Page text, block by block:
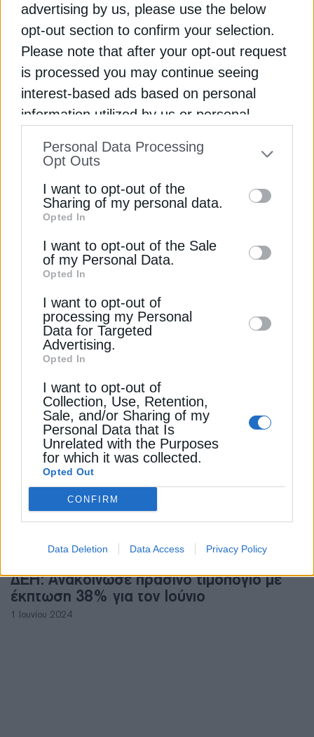
advertising by us, please use the below
opt-out section to confirm your selection.
Please note that after your opt-out request
is processed you may continue seeing
interest-based ads based on personal
information utilized by us or personal
to your opt-out. You may separately opt-out
information by third parties on the IAB’s list
of downstream participants. This
information may also be disclosed by us to
third parties on theIAB’s List of
Downstream Participants
disclose it to other third parties.
Personal Data Processing
Opt Outs
I want to opt-out of the
Sharing of my personal data.
Opted In
I want to opt-out of the Sale
of my Personal Data.
Opted In
I want to opt-out of
processing my Personal
Data for Targeted
Advertising.
Opted In
I want to opt-out of
Collection, Use, Retention,
Sale, and/or Sharing of my
Personal Data that Is
Unrelated with the Purposes
for which it was collected.
Opted Out
CONFIRM
Data Deletion Data Access Privacy Policy
Νέα εταιρεία για trading και αποθήκευση
ενέργειας ίδρυσε ο ΗΡΩΝ
26 Νοεμβρίου 2025
ΗΛΕΚΤΡΙΣΜΟΣ
Ρεύμα: Η νάρκη των αναδρομικών
24 Ιανουαρίου 2025
ΕΠΙΧΕΙΡΗΣΕΙΣ
ΔΕΗ: Ανακοίνωσε πράσινο τιμολόγιο με
έκπτωση 38% για τον Ιούνιο
1 Ιουνίου 2024